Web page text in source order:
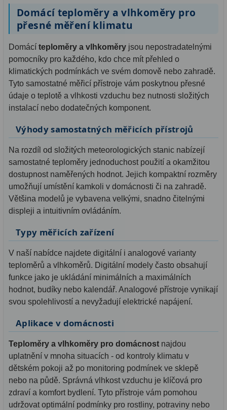
Domácí teploměry a vlhkoměry pro
přesné měření klimatu
Domácí teploměry a vlhkoměry jsou nepostradatelnými
pomocníky pro každého, kdo chce mít přehled o
klimatických podmínkách ve svém domově nebo zahradě.
Tyto samostatné měřicí přístroje vám poskytnou přesné
údaje o teplotě a vlhkosti vzduchu bez nutnosti složitých
instalací nebo dodatečných komponent.
Výhody samostatných měřicích přístrojů
Na rozdíl od složitých meteorologických stanic nabízejí
samostatné teploměry jednoduchost použití a okamžitou
dostupnost naměřených hodnot. Jejich kompaktní rozměry
umožňují umístění kamkoli v domácnosti či na zahradě.
Většina modelů je vybavena velkými, snadno čitelnými
displeji a intuitivním ovládáním.
Typy měřicích zařízení
V naší nabídce najdete digitální i analogové varianty
teploměrů a vlhkoměrů. Digitální modely často obsahují
funkce jako je ukládání minimálních a maximálních
hodnot, budíky nebo kalendář. Analogové přístroje vynikají
svou spolehlivostí a nevyžadují elektrické napájení.
Aplikace v domácnosti
Teploměry a vlhkoměry pro domácnost najdou
uplatnění v mnoha situacích - od kontroly klimatu v
dětském pokoji až po monitoring podmínek ve sklepě
nebo na půdě. Správná vlhkost vzduchu je klíčová pro
zdraví a komfort bydlení. Tyto přístroje vám pomohou
udržovat optimální podmínky pro rostliny, potraviny nebo